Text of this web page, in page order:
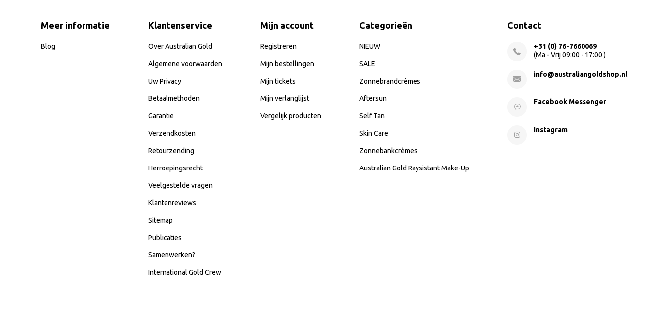
Meer informatie
Blog
Klantenservice
Over Australian Gold
Algemene voorwaarden
Uw Privacy
Betaalmethoden
Garantie
Verzendkosten
Retourzending
Herroepingsrecht
Veelgestelde vragen
Klantenreviews
Sitemap
Publicaties
Samenwerken?
International Gold Crew
Mijn account
Registreren
Mijn bestellingen
Mijn tickets
Mijn verlanglijst
Vergelijk producten
Categorieën
NIEUW
SALE
Zonnebrandcrèmes
Aftersun
Self Tan
Skin Care
Zonnebankcrèmes
Australian Gold Raysistant Make-Up
Contact
+31 (0) 76-7660069
(Ma - Vrij 09:00 - 17:00 )
info@australiangoldshop.nl
Facebook Messenger
Instagram